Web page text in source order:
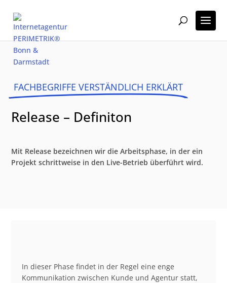
FACHBEGRIFFE VERSTÄNDLICH ERKLÄRT
Release – Definiton
Mit Release bezeichnen wir die Arbeitsphase, in der ein
Projekt schrittweise in den Live-Betrieb überführt wird.
In dieser Phase findet in der Regel eine enge
Kommunikation zwischen Kunde und Agentur statt,